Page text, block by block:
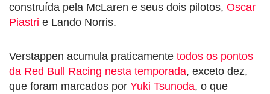
construída pela McLaren e seus dois pilotos, Oscar
Piastri e Lando Norris.
Verstappen acumula praticamente todos os pontos
da Red Bull Racing nesta temporada, exceto dez,
que foram marcados por Yuki Tsunoda, o que